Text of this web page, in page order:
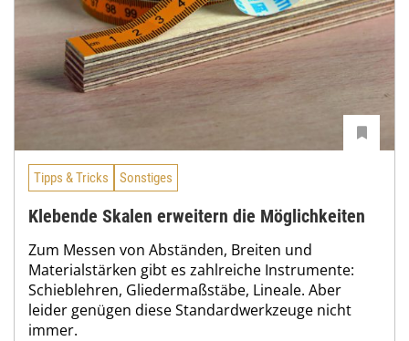
Tipps & Tricks Sonstiges
Klebende Skalen erweitern die Möglichkeiten
Zum Messen von Abständen, Breiten und
Materialstärken gibt es zahlreiche Instrumente:
Schieblehren, Gliedermaßstäbe, Lineale. Aber
leider genügen diese Standardwerkzeuge nicht
immer.